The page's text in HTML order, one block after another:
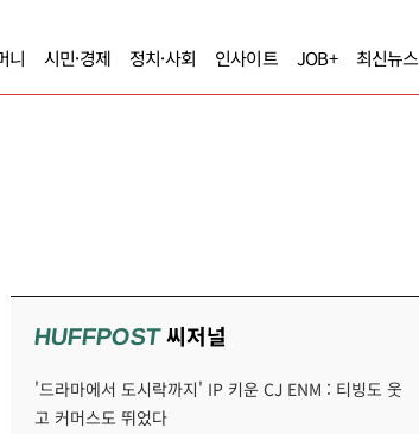
니 시민·경제 정치·사회 인사이트 JOB+ 최신뉴스
HUFFPOST씨저널
'드라마에서 도시락까지' IP 키운 CJ ENM : 티빙도 웃
고 커머스도 뛰었다